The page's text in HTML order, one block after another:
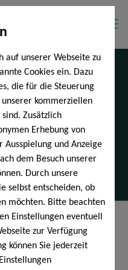
auf unserer Webseite zu
Cookies ein. Dazu
die für die Steuerung
kommerziellen
Zusätzlich
Erhebung von
Ausspielung und Anzeige
dem Besuch unserer
Durch unsere
selbst entscheiden, ob
möchten. Bitte beachten
Einstellungen eventuell
zur Verfügung
können Sie jederzeit
verstehen
Vorsorgeformen –
richtig einordnen